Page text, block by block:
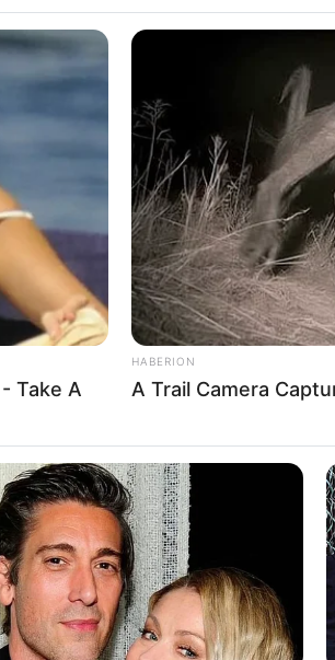
LINE
Edit
Jakarta.
kehidaupannya.
hal tersebut berlaku bagi
Vicky Alaydrus.
selebgram yang seorang
sendiri, bernama Vel The Modest.
Take A
HABERION
A Trail Camera